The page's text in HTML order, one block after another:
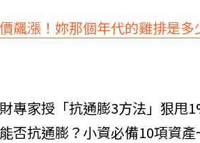
飆漲！妳那個年代的雞排是
專家授「抗通膨3方法」狠甩
否抗通膨？小資必備10項資產